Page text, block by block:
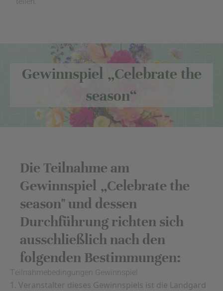
Gewinnspiel „Celebrate the
season“
Die Teilnahme am
Gewinnspiel „Celebrate the
season" und dessen
Durchführung richten sich
ausschließlich nach den
folgenden Bestimmungen:
Teilnahmebedingungen Gewinnspiel
1. Veranstalter dieses Gewinnspiels ist die Landgard